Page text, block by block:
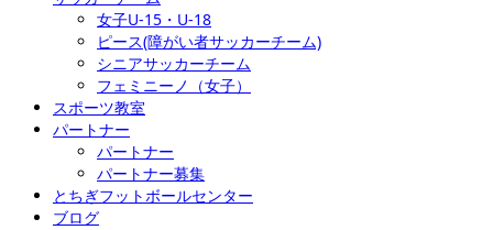
女子U-15・U-18
ピース(障がい者サッカーチーム)
シニアサッカーチーム
フェミニーノ（女子）
スポーツ教室
パートナー
パートナー
パートナー募集
とちぎフットボールセンター
ブログ